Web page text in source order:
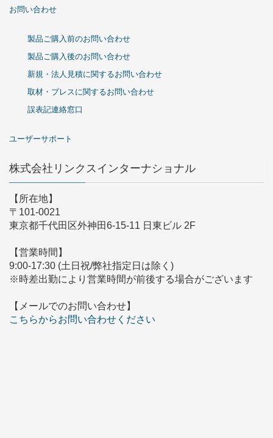
お問い合わせ
製品ご購入前のお問い合わせ
製品ご購入後のお問い合わせ
新規・法人見積に関するお問い合わせ
取材・プレスに関するお問い合わせ
誤表記連絡窓口
ユーザーサポート
株式会社リンクスインターナショナル
【所在地】
〒101-0021
東京都千代田区外神田6-15-11 日東ビル 2F
【営業時間】
9:00-17:30 (土日祝/弊社指定日は除く)
※時差出勤により営業時間が前後する場合がございます
【メールでのお問い合わせ】
こちらからお問い合わせください